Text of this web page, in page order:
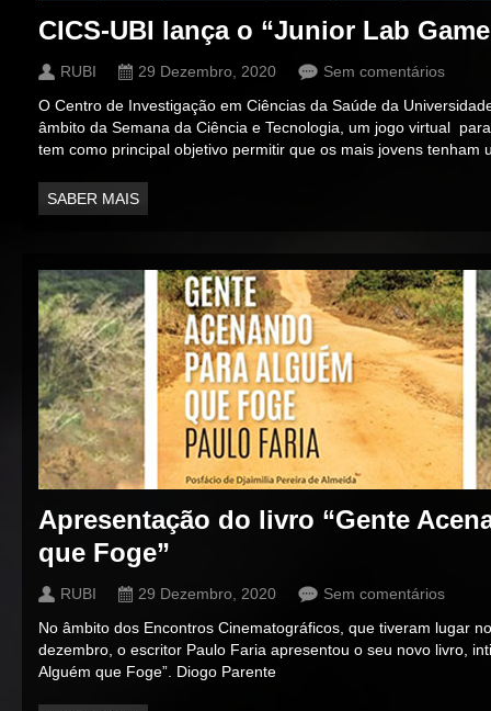
CICS-UBI lança o “Junior Lab
RUBI 29 Dezembro, 2020
Sem comentários
O Centro de Investigação em Ciências da Saúde da
âmbito da Semana da Ciência e Tecnologia, um jogo virtual
tem como principal objetivo permitir que os mais jovens
SABER MAIS
Apresentação do livro “Gente
que Foge”
RUBI 29 Dezembro, 2020
Sem comentários
No âmbito dos Encontros Cinematográficos, que tiveram lugar
dezembro, o escritor Paulo Faria apresentou o seu novo livro,
Alguém que Foge”. Diogo Parente